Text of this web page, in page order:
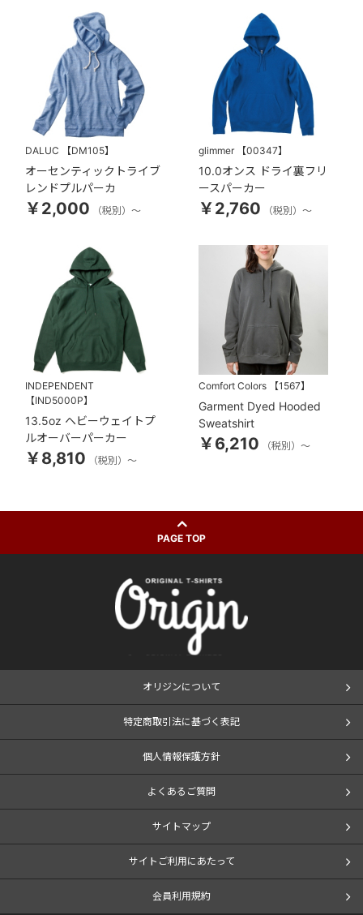
DALUC 【DM105】
オーセンティックトライブ
レンドプルパーカ
￥2,000 （税別）～
glimmer 【00347】
10.0オンス ドライ裏フリ
ースパーカー
￥2,760 （税別）～
INDEPENDENT
【IND5000P】
13.5oz ヘビーウェイトプ
ルオーバーパーカー
￥8,810 （税別）～
Comfort Colors 【1567】
Garment Dyed Hooded
Sweatshirt
￥6,210 （税別）～
PAGE TOP
オリジンについて
特定商取引法に基づく表記
個人情報保護方針
よくあるご質問
サイトマップ
サイトご利用にあたって
会員利用規約